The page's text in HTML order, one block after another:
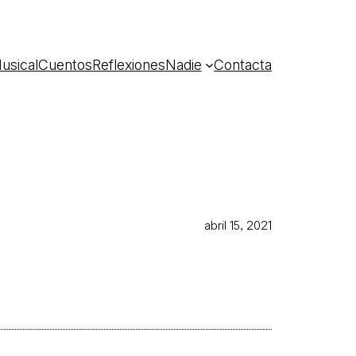
CuentosReflexionesNadie Contacta
abril 15, 2021